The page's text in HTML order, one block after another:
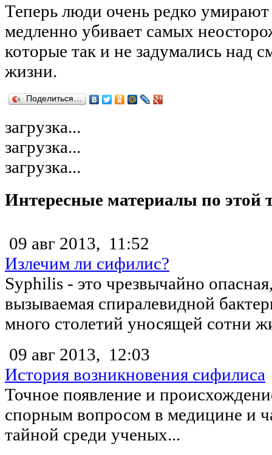
Теперь люди очень редко
медленно убивает самых
которые так и не задумались над
жизни.
Поделиться…
загрузка...
загрузка...
загрузка...
Интересные материалы по этой
09 авг 2013, 11:52
Излечим ли сифилис?
Syphilis - это чрезвычайно
вызываемая спиралевидной
много столетий уносящей сотни
09 авг 2013, 12:03
История возникновения сифилиса
Точное появление и
спорным вопросом в медицине и
тайной среди ученых...